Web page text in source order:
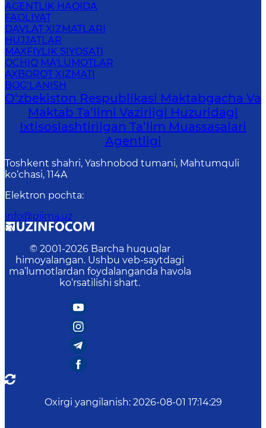
AGENTLIK HAQIDA
FAOLIYAT
DAVLAT XIZMATLARI
HUJJATLAR
MAXFIYLIK SIYOSATI
OCHIQ MA'LUMOTLAR
AXBOROT XIZMATI
BOG‘LANISH
O‘zbekiston Respublikasi Maktabgacha Va
Maktab Ta’limi Vazirligi Huzuridagi
Ixtisoslashtirilgan Ta’lim Muassasalari
Agentligi
Toshkent shahri, Yashnobod tumani, Mahtumquli
ko‘chasi, 114A
Elektron pochta:
info@piima.uz
© 2001-2026 Barcha huquqlar
himoyalangan. Ushbu veb-saytdagi
ma’lumotlardan foydalanganda havola
ko‘rsatilishi shart.
Oxirgi yangilanish: 2026-08-01 17:14:29